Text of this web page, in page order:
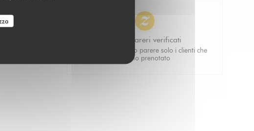
100% pareri verificati
Hanno dato il loro parere solo i clienti che
hanno prenotato